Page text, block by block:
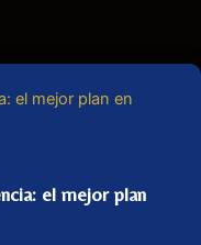
el mejor plan